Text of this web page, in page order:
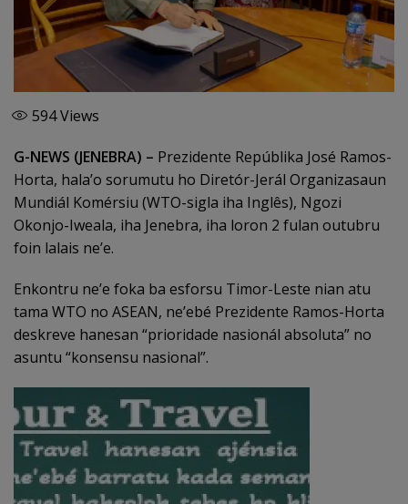
594Views
G-NEWS (JENEBRA) – Prezidente Repúblika José Ramos-
Horta, hala’o sorumutu ho Diretór-Jerál Organizasaun
Mundiál Komérsiu (WTO-sigla iha Inglês), Ngozi
Okonjo-Iweala, iha Jenebra, iha loron 2 fulan outubru
foin lalais ne’e.
Enkontru ne’e foka ba esforsu Timor-Leste nian atu
tama WTO no ASEAN, ne’ebé Prezidente Ramos-Horta
deskreve hanesan “prioridade nasionál absoluta” no
asuntu “konsensu nasional”.